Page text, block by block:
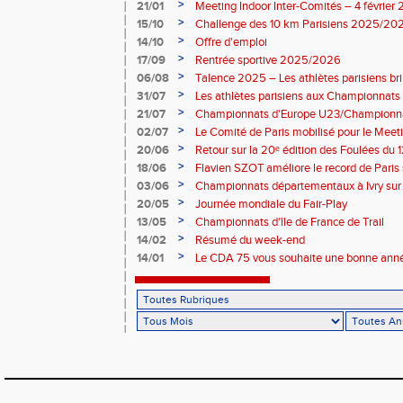
21/01 >
Meeting Indoor Inter-Comités – 4 février
15/10
>
Challenge des 10 km Parisiens 2025/
14/10
>
Offre d'emploi
17/09
>
Rentrée sportive 2025/2026
06/08
>
Talence 2025 – Les athlètes parisiens
de France Élite
31/07 >
Les athlètes parisiens aux
21/07
>
Championnats d'Europe U23/
02/07
>
Le Comité de Paris mobilisé pour le
20/06
>
Retour sur la 20ᵉ édition des Foulées du
18/06
>
Flavien SZOT améliore le record de Paris
03/06
>
Championnats départementaux à Ivry
20/05
>
Journée mondiale du Fair-Play
13/05
>
Championnats d'île de France de Trail
14/02
>
Résumé du week-end
14/01
> Le CDA 75 vous souhaite une bonne